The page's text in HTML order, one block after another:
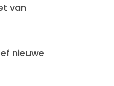
van
nieuwe